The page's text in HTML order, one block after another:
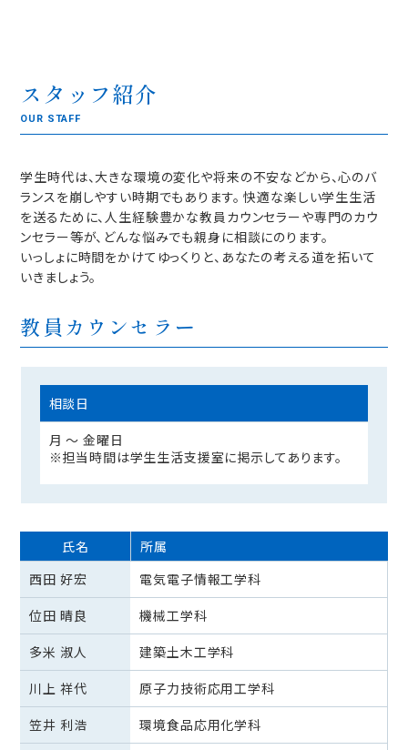
スタッフ紹介
OUR STAFF
学生時代は、大きな環境の変化や将来の不安などから、心のバ
ランスを崩しやすい時期でもあります。 快適な楽しい学生生活
を送るために、人生経験豊かな教員カウンセラーや専門のカウ
ンセラー等が、どんな悩みでも親身に相談にのります。
いっしょに時間をかけてゆっくりと、あなたの考える道を拓いて
いきましょう。
教員カウンセラー
相談日
月 ～ 金曜日
※担当時間は学生生活支援室に掲示してあります。
氏名
所属
西田 好宏
電気電子情報工学科
位田 晴良
機械工学科
多米 淑人
建築土木工学科
川上 祥代
原子力技術応用工学科
笠井 利浩
環境食品応用化学科